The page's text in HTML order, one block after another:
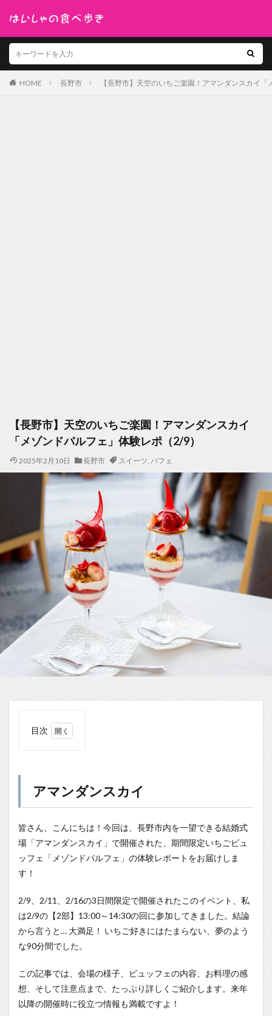
HOME 長野市 【長野市】天空のいちご楽園！アマンダンスカイ
【長野市】天空のいちご楽園！アマンダンスカイ
「メゾンドパルフェ」体験レポ（2/9）
2025年2月10日 長野市 スイーツ, パフェ
目次
カイ
1.0.1
ダンス
カイへ
のアク
1.0.2
いざ、
実食！
気にな
るビュ
の内容
は？
1.0.3
アマンダンスカイ
皆さん、こんにちは！今回は、長野市内を一望できる結婚式
場「アマンダンスカイ」で開催された、期間限定いちごビュ
ッフェ「メゾンドパルフェ」の体験レポートをお届けしま
す！
2/9、2/11、2/16の3日間限定で開催されたこのイベント、私
は2/9の【2部】13:00～14:30の回に参加してきました。結論
から言うと… 大満足！ いちご好きにはたまらない、夢のよう
な90分間でした。
この記事では、会場の様子、ビュッフェの内容、お料理の感
想、そして注意点まで、たっぷり詳しくご紹介します。来年
以降の開催時に役立つ情報も満載ですよ！